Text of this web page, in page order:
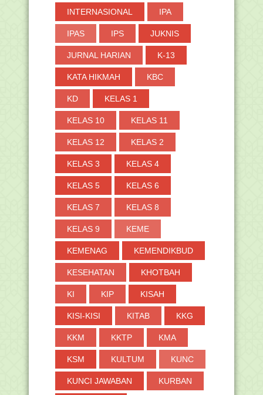
INTERNASIONAL IPA
IPAS IPS JUKNIS
JURNAL HARIAN K-13
KATA HIKMAH KBC
KD KELAS 1
KELAS 10 KELAS 11
KELAS 12 KELAS 2
KELAS 3 KELAS 4
KELAS 5 KELAS 6
KELAS 7 KELAS 8
KELAS 9 KEME
KEMENAG KEMENDIKBUD
KESEHATAN KHOTBAH
KI KIP KISAH
KISI-KISI KITAB KKG
KKM KKTP KMA
KSM KULTUM KUNC
KUNCI JAWABAN KURBAN